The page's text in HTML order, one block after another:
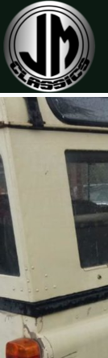
naar
de
inhoud